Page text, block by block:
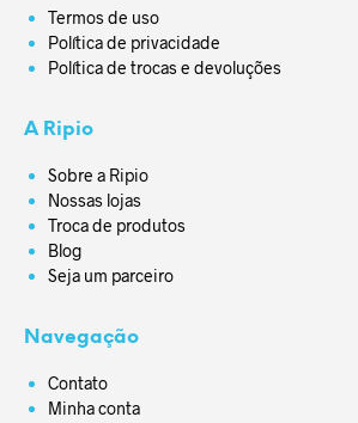
Termos de uso
Política de privacidade
Política de trocas e devoluções
A Ripio
Sobre a Ripio
Nossas lojas
Troca de produtos
Blog
Seja um parceiro
Navegação
Contato
Minha conta